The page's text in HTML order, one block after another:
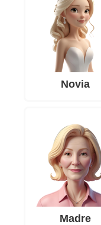
Novia
Madre